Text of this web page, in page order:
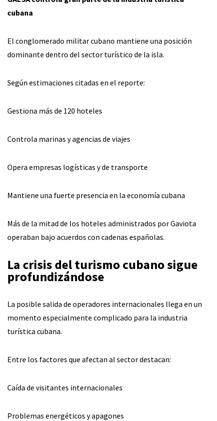
cubana
El conglomerado militar cubano mantiene una posición
dominante dentro del sector turístico de la isla.
Según estimaciones citadas en el reporte:
Gestiona más de 120 hoteles
Controla marinas y agencias de viajes
Opera empresas logísticas y de transporte
Mantiene una fuerte presencia en la economía cubana
Más de la mitad de los hoteles administrados por Gaviota
operaban bajo acuerdos con cadenas españolas.
La crisis del turismo cubano sigue
profundizándose
La posible salida de operadores internacionales llega en un
momento especialmente complicado para la industria
turística cubana.
Entre los factores que afectan al sector destacan:
Caída de visitantes internacionales
Problemas energéticos y apagones